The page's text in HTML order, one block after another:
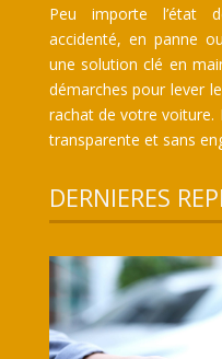
Peu importe l’état
accidenté, en panne
une solution clé en
démarches pour lever
rachat de votre voiture.
transparente et sans
DERNIERES